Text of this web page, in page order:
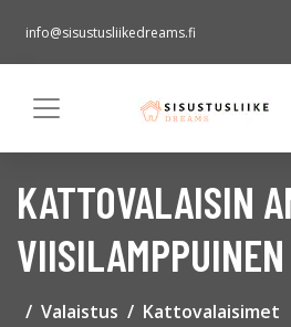
info@sisustusliikedreams.fi
KATTOVALAISIN
VIISILAMPPUINEN
Valaistus Kattovalaisimet